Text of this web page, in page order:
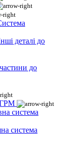
деталі до
до
ГРМ
система
система